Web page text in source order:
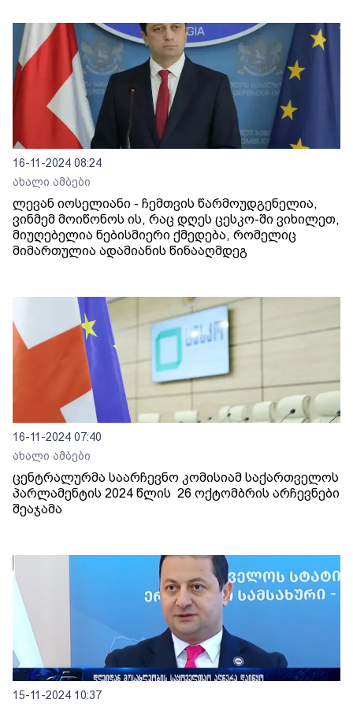
16-11-2024 08:24
ახალი ამბები
ლევან იოსელიანი - ჩემთვის წარმოუდგენელია,
ვინმემ მოიწონოს ის, რაც დღეს ცესკო-ში ვიხილეთ,
მიუღებელია ნებისმიერი ქმედება, რომელიც
მიმართულია ადამიანის წინააღმდეგ
16-11-2024 07:40
ახალი ამბები
ცენტრალურმა საარჩევნო კომისიამ საქართველოს
პარლამენტის 2024 წლის 26 ოქტომბრის არჩევნები
შეაჯამა
15-11-2024 10:37